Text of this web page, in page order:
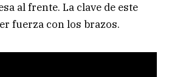
al frente. La clave de este
fuerza con los brazos.